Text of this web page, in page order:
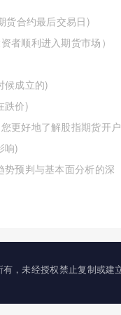
货合约最后交易日)
者顺利进入期货市场）
候成立的)
跌价)
更好地了解股指期货开户
响)
预判与基本面分析的深
，未经授权禁止复制或建